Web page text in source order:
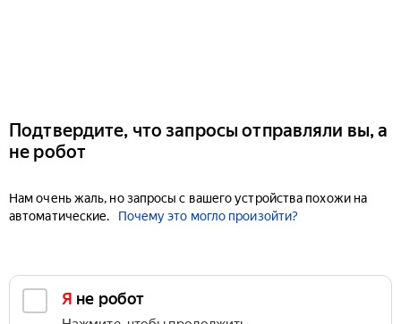
Подтвердите, что запросы отправляли вы, а
не робот
Нам очень жаль, но запросы с вашего устройства похожи на
автоматические.
Почему это могло произойти?
Я не робот